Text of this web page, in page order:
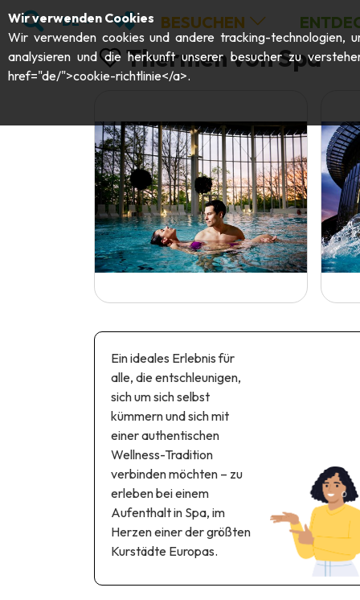
SUCHEN
DE MEINE FAVORITEN
BESUCHEN
Thermen von Spa
Ein ideales Erlebnis für
alle, die entschleunigen,
sich um sich selbst
kümmern und sich mit
einer authentischen
Wellness-Tradition
verbinden möchten – zu
erleben bei einem
Aufenthalt in Spa, im
Herzen einer der größten
Kurstädte Europas.
Wir verwenden Cookies
Wir verwenden cookies und andere tracking-technologien,
analysieren und die herkunft unserer besucher zu
href="de/">cookie-richtlinie</a>.